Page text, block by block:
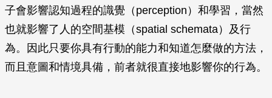
子會影響認知過程的識覺（perception）和學習，當然
也就影響了人的空間基模（spatial schemata）及行
為。因此只要你具有行動的能力和知道怎麼做的方法，
而且意圖和情境具備，前者就很直接地影響你的行為。